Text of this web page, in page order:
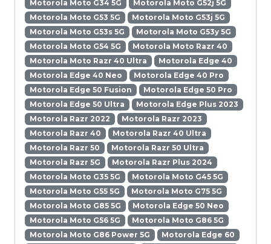
Motorola Moto G34 5G
Motorola Moto G52j 5G
Motorola Moto G53 5G
Motorola Moto G53j 5G
Motorola Moto G53s 5G
Motorola Moto G53y 5G
Motorola Moto G54 5G
Motorola Moto Razr 40
Motorola Moto Razr 40 Ultra
Motorola Edge 40
Motorola Edge 40 Neo
Motorola Edge 40 Pro
Motorola Edge 50 Fusion
Motorola Edge 50 Pro
Motorola Edge 50 Ultra
Motorola Edge Plus 2023
Motorola Razr 2022
Motorola Razr 2023
Motorola Razr 40
Motorola Razr 40 Ultra
Motorola Razr 50
Motorola Razr 50 Ultra
Motorola Razr 5G
Motorola Razr Plus 2024
Motorola Moto G35 5G
Motorola Moto G45 5G
Motorola Moto G55 5G
Motorola Moto G75 5G
Motorola Moto G85 5G
Motorola Edge 50 Neo
Motorola Moto G56 5G
Motorola Moto G86 5G
Motorola Moto G86 Power 5G
Motorola Edge 60